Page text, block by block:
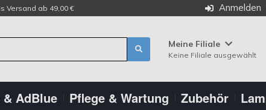
Versand ab 49,00 € Anmelden
Meine Filiale
Keine Filiale ausgewählt
AdBlue Pflege & Wartung Zubehör